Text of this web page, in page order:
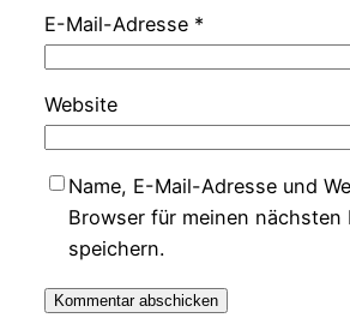
E-Mail-Adresse *
Website
Name, E-Mail-Adresse und
Browser für meinen nächsten
speichern.